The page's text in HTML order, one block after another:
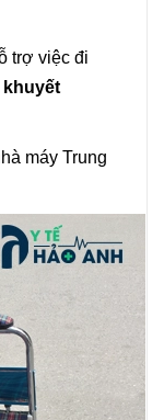
trợ việc đi
máy Trung